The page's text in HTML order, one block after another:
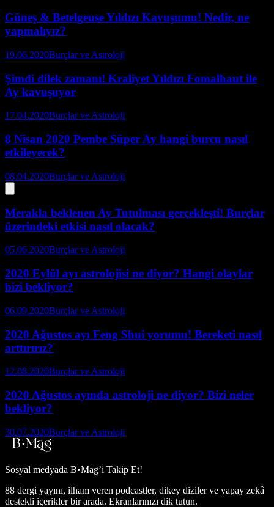
Güneş & Betelgeuse Yıldızı Kavuşumu! Nedir, ne
yapmalıyız?
19.06.2020Burçlar ve Astroloji
Şimdi dilek zamanı! Kraliyet Yıldızı Fomalhaut ile
Ay kavuşuyor
17.04.2020Burçlar ve Astroloji
8 Nisan 2020 Pembe Süper Ay hangi burcu nasıl
etkileyecek?
08.04.2020Burçlar ve Astroloji
Merakla beklenen Ay Tutulması gerçekleşti! Burçlar
üzerindeki etkisi nasıl olacak?
05.06.2020Burçlar ve Astroloji
2020 Eylül ayı astrolojisi ne diyor? Hangi olaylar
bizi bekliyor?
06.09.2020Burçlar ve Astroloji
2020 Ağustos ayı Feng Shui yorumu! Bereketi nasıl
arttırırız?
12.08.2020Burçlar ve Astroloji
2020 Ağustos ayında astroloji ne diyor? Bizi neler
bekliyor?
30.07.2020Burçlar ve Astroloji
Sosyal medyada B•Mag’i Takip Et!
88 dergi yayını, ilham veren podcastler, dikey diziler ve yapay zekâ
destekli içerikler bir arada. Ekranlarınızı dik tutun.